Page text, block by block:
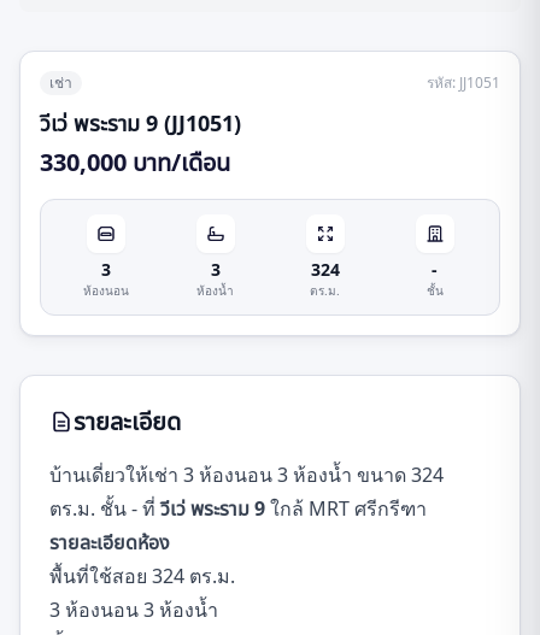
เช่า รหัส: JJ1051
วีเว่ พระราม 9 (JJ1051)
330,000 บาท/เดือน
3
ห้องนอน
3
ห้องน้ำ
324
ตร.ม.
-
ชั้น
รายละเอียด
บ้านเดี่ยวให้เช่า 3 ห้องนอน 3 ห้องน้ำ ขนาด 324
ตร.ม. ชั้น - ที่วีเว่ พระราม 9ใกล้ MRT ศรีกรีฑา
รายละเอียดห้อง
พื้นที่ใช้สอย 324 ตร.ม.
3 ห้องนอน 3 ห้องน้ำ